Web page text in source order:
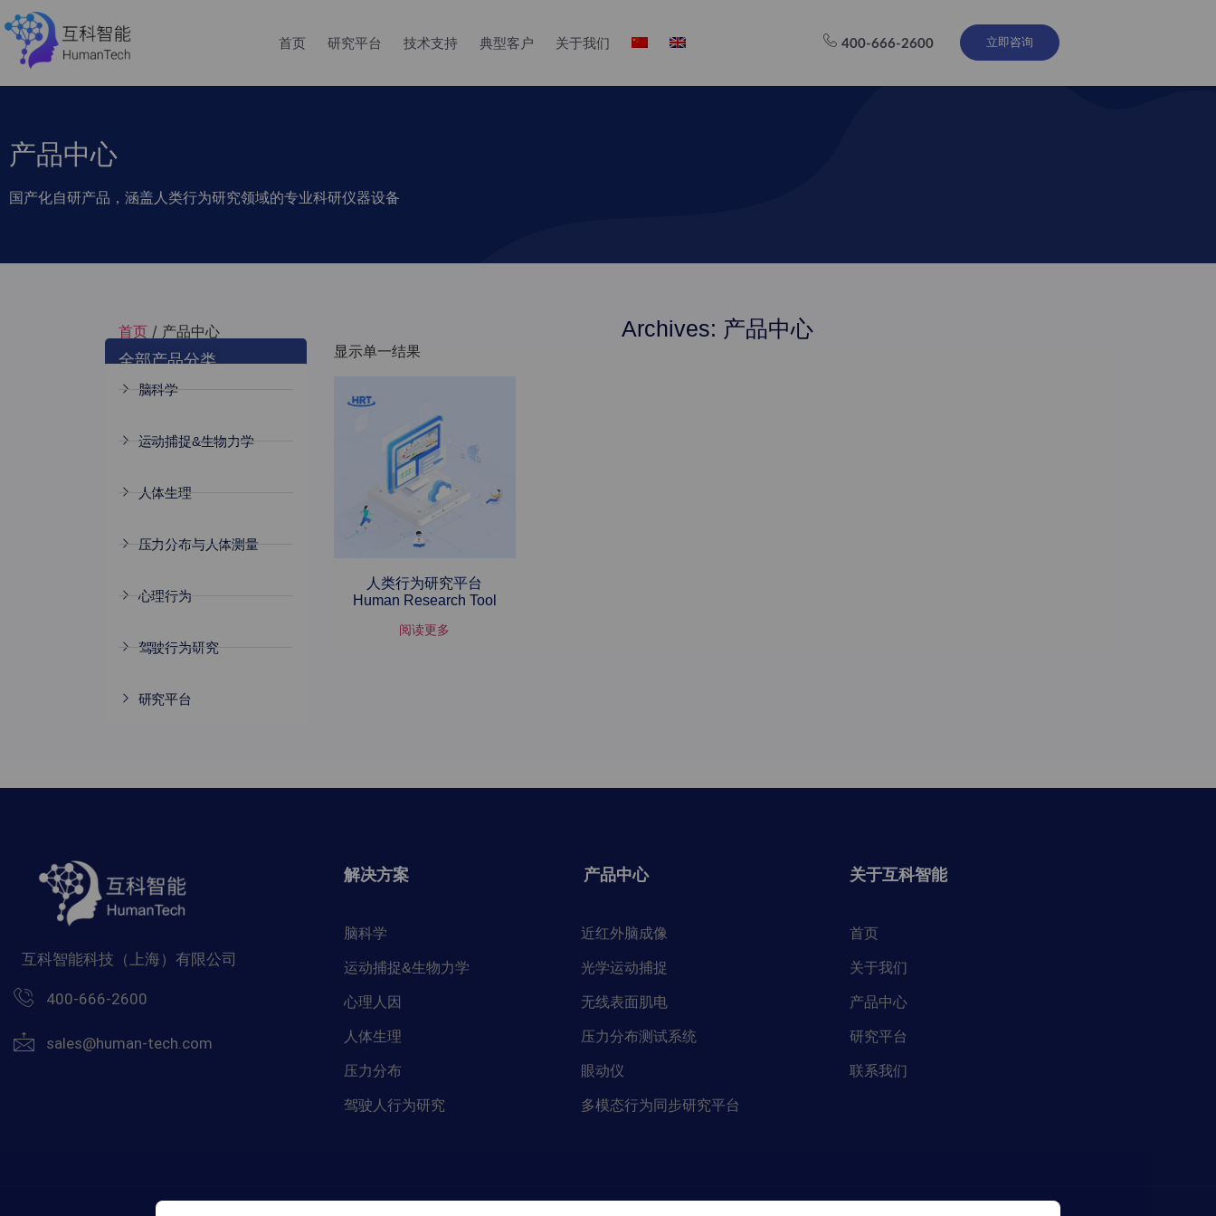
首页 研究平台 技术支持 典型客户 关于我们 400-666-2600 立即咨询
产品中心
国产化自研产品，涵盖人类行为研究领域的专业科研仪器设备
首页 / 产品中心
全部产品分类
脑科学
运动捕捉&生物力学
人体生理
压力分布与人体测量
心理行为
驾驶行为研究
研究平台
Archives: 产品中心
显示单一结果
人类行为研究平台
Human Research Tool
阅读更多
互科智能科技（上海）有限公司
400-666-2600
sales@human-tech.com
解决方案
脑科学
运动捕捉&生物力学
心理人因
人体生理
压力分布
驾驶人行为研究
产品中心
近红外脑成像
光学运动捕捉
无线表面肌电
压力分布测试系统
眼动仪
多模态行为同步研究平台
关于互科智能
首页
关于我们
产品中心
研究平台
联系我们